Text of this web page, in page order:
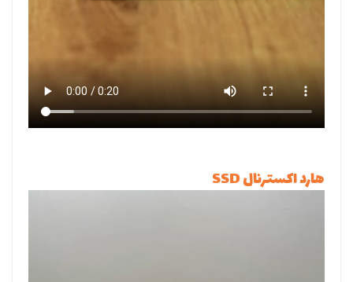
هارد اکسترنال SSD